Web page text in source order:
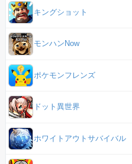
キングショット
モンハンNow
ポケモンフレンズ
ドット異世界
ホワイトアウトサバイバル